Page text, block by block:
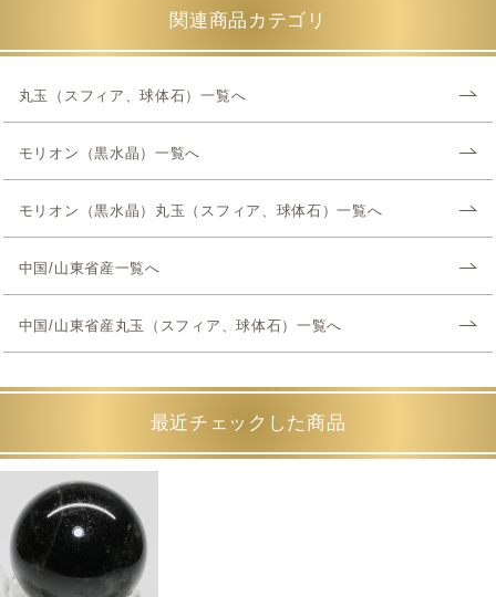
関連商品カテゴリ
丸玉（スフィア、球体石）一覧へ
モリオン（黒水晶）一覧へ
モリオン（黒水晶）丸玉（スフィア、球体石）一覧へ
中国/山東省産一覧へ
中国/山東省産丸玉（スフィア、球体石）一覧へ
最近チェックした商品